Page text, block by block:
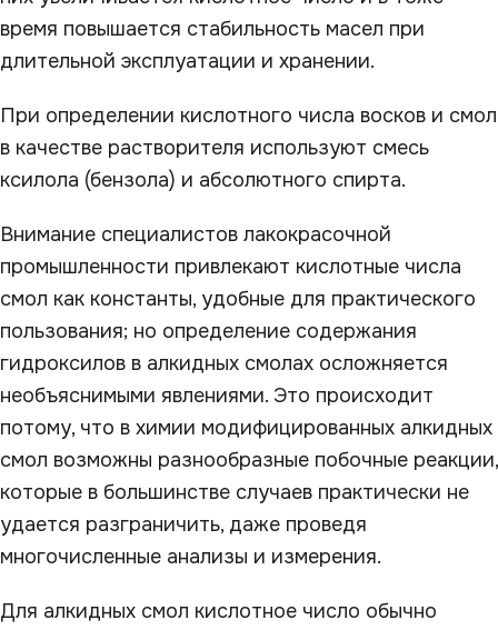
время повышается стабильность масел при
длительной эксплуатации и хранении.
При определении кислотного числа восков и смол
в качестве растворителя используют смесь
ксилола (бензола) и абсолютного спирта.
Внимание специалистов лакокрасочной
промышленности привлекают кислотные числа
смол как константы, удобные для практического
пользования; но определение содержания
гидроксилов в алкидных смолах осложняется
необъяснимыми явлениями. Это происходит
потому, что в химии модифицированных алкидных
смол возможны разнообразные побочные реакции,
которые в большинстве случаев практически не
удается разграничить, даже проведя
многочисленные анализы и измерения.
Для алкидных смол кислотное число обычно